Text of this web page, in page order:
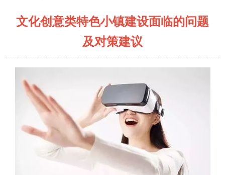
文化创意类特色小镇建设面临的问题
及对策建议